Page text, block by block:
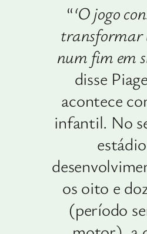
“‘O jogo
transformar
num fim em
disse
acontece
infantil. No
os oito e
(período